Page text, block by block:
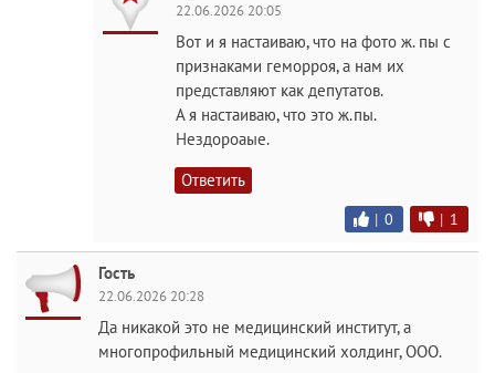
22.06.2026 20:05
Вот и я настаиваю, что на фото ж. пы с
признаками геморроя, а нам их
представляют как депутатов.
А я настаиваю, что это ж.пы.
Нездороаые.
Ответить
| 0 | 1
Гость
22.06.2026 20:28
Да никакой это не медицинский институт, а
многопрофильный медицинский холдинг, ООО.